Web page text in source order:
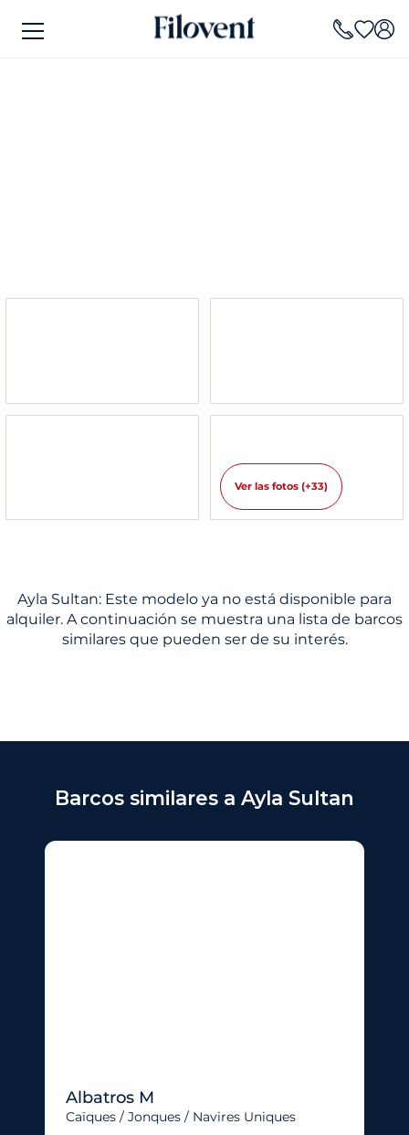
Ver las fotos (+33)
Ayla Sultan: Este modelo ya no está disponible para
alquiler. A continuación se muestra una lista de barcos
similares que pueden ser de su interés.
Barcos similares a Ayla Sultan
Albatros M
Caïques / Jonques / Navires Uniques